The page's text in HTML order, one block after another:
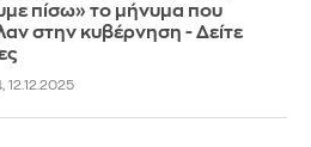
πίσω» το μήνυμα που
στην κυβέρνηση - Δείτε
12.12.2025